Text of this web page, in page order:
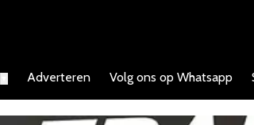
Adverteren Volg ons op Whatsapp